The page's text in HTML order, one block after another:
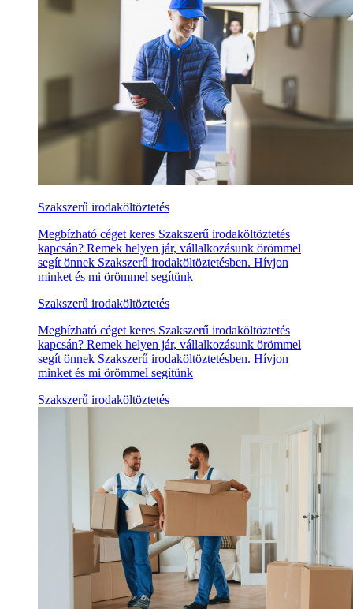
Szakszerű irodaköltöztetés
Megbízható céget keres Szakszerű irodaköltöztetés
kapcsán? Remek helyen jár, vállalkozásunk örömmel
segít önnek Szakszerű irodaköltöztetésben. Hívjon
minket és mi örömmel segítünk
Szakszerű irodaköltöztetés
Megbízható céget keres Szakszerű irodaköltöztetés
kapcsán? Remek helyen jár, vállalkozásunk örömmel
segít önnek Szakszerű irodaköltöztetésben. Hívjon
minket és mi örömmel segítünk
Szakszerű irodaköltöztetés